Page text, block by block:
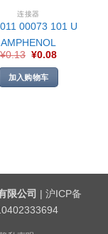
连接器
00073 101 U
AMPHENOL
¥0.13 ¥0.08
加入购物车
限公司 | 沪ICP备